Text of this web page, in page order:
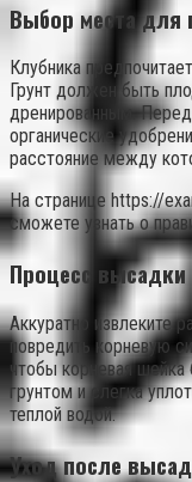
Выбор места для
Клубника
Грунт должен быть
дренированным. Перед
органические
расстояние между
На странице https://
сможете узнать о
Процесс высадки
Аккуратно извлеките
повредить корневую
чтобы корневая шейка
грунтом и слегка
теплой водой.
Уход после